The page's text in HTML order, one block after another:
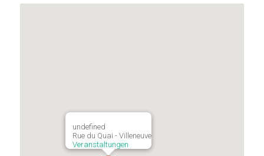
undefined
Rue du Quai - Villeneuve
Veranstaltungen